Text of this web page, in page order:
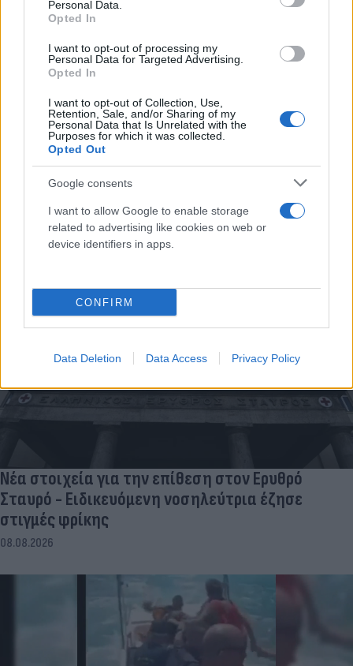
Personal Data.
Opted In
I want to opt-out of processing my
Personal Data for Targeted Advertising.
Opted In
I want to opt-out of Collection, Use,
Retention, Sale, and/or Sharing of my
Personal Data that Is Unrelated with the
Purposes for which it was collected.
Opted Out
Google consents
I want to allow Google to enable storage
related to advertising like cookies on web or
device identifiers in apps.
CONFIRM
Data Deletion Data Access Privacy Policy
Τα πρώτα στοιχεία για τη νεκρή γυναίκα στον
Λυκαβηττό - Θάνατο από πτώση «βλέπει» ο
ιατροδικαστής
08.08.2026
Νέα στοιχεία για την επίθεση στον Ερυθρό
Σταυρό - Ειδικευόμενη νοσηλεύτρια έζησε
στιγμές φρίκης
08.08.2026